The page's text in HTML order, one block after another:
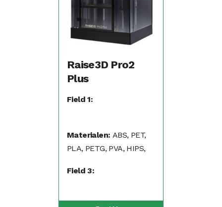
Raise3D Pro2
Plus
Field 1:
Materialen: ABS, PET,
PLA, PETG, PVA, HIPS,
TPU)
Field 3: